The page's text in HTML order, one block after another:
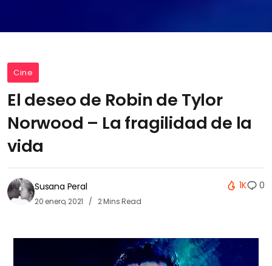
Cine
El deseo de Robin de Tylor
Norwood – La fragilidad de la
vida
Susana Peral
20 enero, 2021 2 Mins Read
1K 0